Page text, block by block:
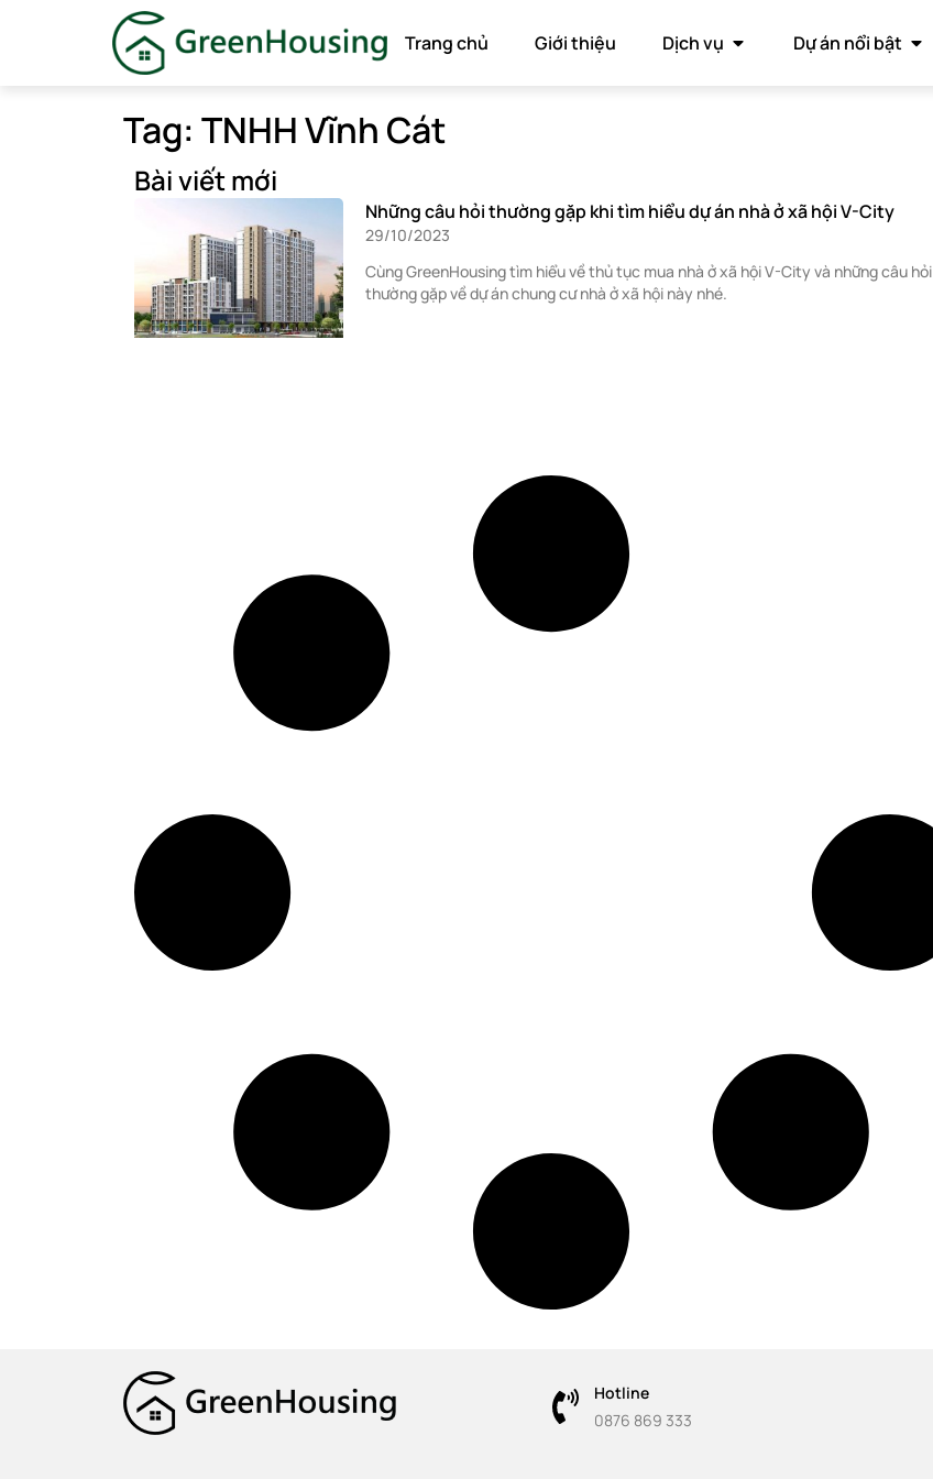
Trang chủ Giới thiệu Dịch vụ Dự án nổi bật
Tag: TNHH Vĩnh Cát
Bài viết mới
Những câu hỏi thường gặp khi tìm hiểu dự án nhà ở xã hội V-City
29/10/2023
Cùng GreenHousing tìm hiểu về thủ tục mua nhà ở xã hội V-City và những câu hỏi
thường gặp về dự án chung cư nhà ở xã hội này nhé.
Hotline
0876 869 333